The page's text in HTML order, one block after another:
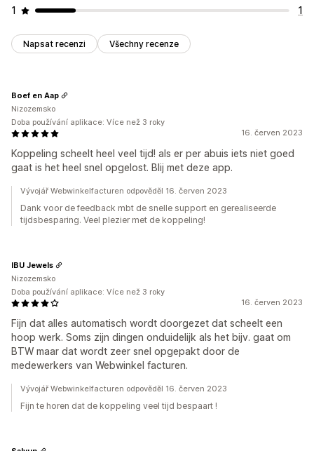
1
1
Napsat recenzi Všechny recenze
16. červen 2023
Koppeling scheelt heel veel tijd! als er per abuis iets niet goed
gaat is het heel snel opgelost. Blij met deze app.
Boef en Aap
Nizozemsko
Doba používání aplikace: Více než 3 roky
Vývojář Webwinkelfacturen odpověděl 16. červen 2023
Dank voor de feedback mbt de snelle support en gerealiseerde
tijdsbesparing. Veel plezier met de koppeling!
16. červen 2023
Fijn dat alles automatisch wordt doorgezet dat scheelt een
hoop werk. Soms zijn dingen onduidelijk als het bijv. gaat om
BTW maar dat wordt zeer snel opgepakt door de
medewerkers van Webwinkel facturen.
IBU Jewels
Nizozemsko
Doba používání aplikace: Více než 3 roky
Vývojář Webwinkelfacturen odpověděl 16. červen 2023
Fijn te horen dat de koppeling veel tijd bespaart !